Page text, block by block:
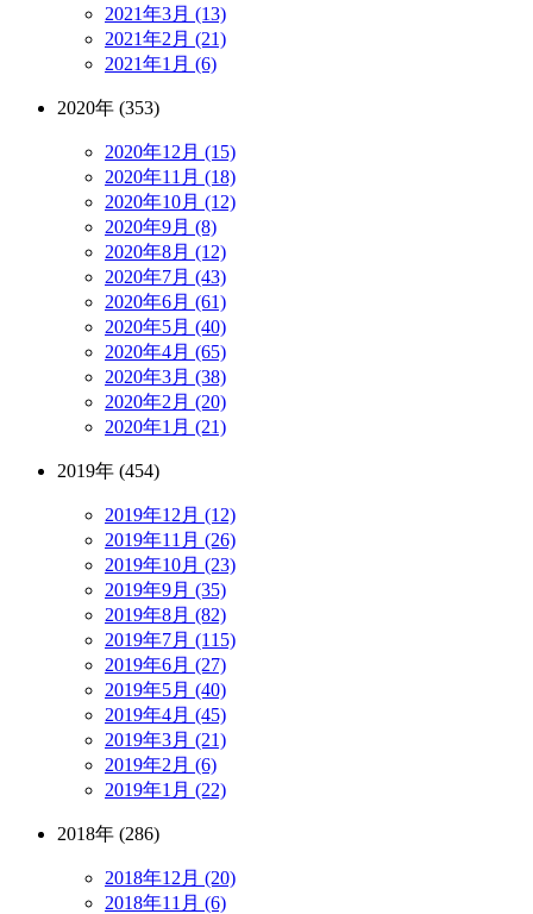
2021年3月 (13)
2021年2月 (21)
2021年1月 (6)
2020年 (353)
2020年12月 (15)
2020年11月 (18)
2020年10月 (12)
2020年9月 (8)
2020年8月 (12)
2020年7月 (43)
2020年6月 (61)
2020年5月 (40)
2020年4月 (65)
2020年3月 (38)
2020年2月 (20)
2020年1月 (21)
2019年 (454)
2019年12月 (12)
2019年11月 (26)
2019年10月 (23)
2019年9月 (35)
2019年8月 (82)
2019年7月 (115)
2019年6月 (27)
2019年5月 (40)
2019年4月 (45)
2019年3月 (21)
2019年2月 (6)
2019年1月 (22)
2018年 (286)
2018年12月 (20)
2018年11月 (6)